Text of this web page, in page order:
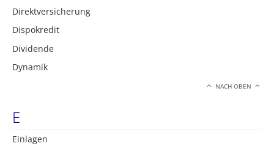
Direktversicherung
Dispokredit
Dividende
Dynamik
NACH OBEN
E
Einlagen